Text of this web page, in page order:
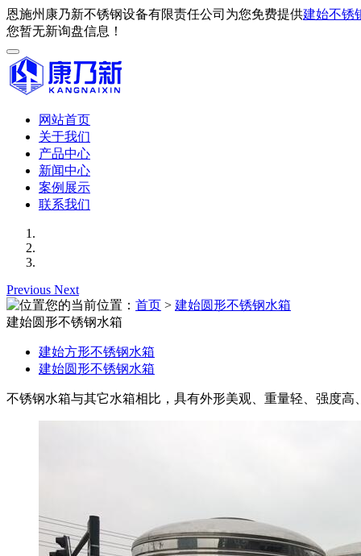
恩施州康乃新不锈钢设备有限责任公司为您免费提供建始不锈
您暂无新询盘信息！
网站首页
关于我们
产品中心
新闻中心
案例展示
联系我们
Previous Next
您的当前位置： 首页 > 建始圆形不锈钢水箱
建始圆形不锈钢水箱
建始方形不锈钢水箱
建始圆形不锈钢水箱
不锈钢水箱与其它水箱相比，具有外形美观、重量轻、强度